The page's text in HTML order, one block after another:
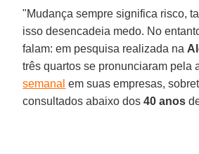
"Mudança sempre significa risco,
isso desencadeia medo. No
falam: em pesquisa realizada na
três quartos se pronunciaram pela
semanal em suas empresas,
consultados abaixo dos40 anos